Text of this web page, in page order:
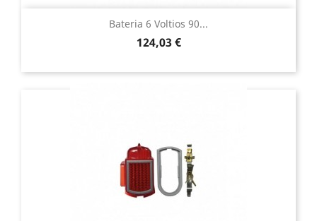
Bateria 6 Voltios 90...
Precio
124,03 €